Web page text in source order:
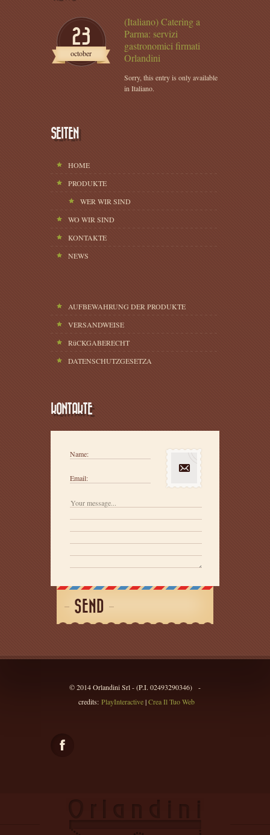
23
october
(Italiano) Catering a
Parma: servizi
gastronomici firmati
Orlandini
Sorry, this entry is only available
in Italiano.
SEITEN
HOME
PRODUKTE
WER WIR SIND
WO WIR SIND
KONTAKTE
NEWS
AUFBEWAHRUNG DER PRODUKTE
VERSANDWEISE
RüCKGABERECHT
DATENSCHUTZGESETZA
KONTAKTE
Name:
Email:
SEND
© 2014 Orlandini Srl - (P.I. 02493290346) -
credits: PlayInteractive|Crea Il Tuo Web